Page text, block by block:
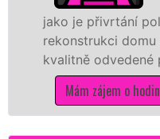
poličky, až po
domu a bytu se
práce
o hodinový manžel v Dolním